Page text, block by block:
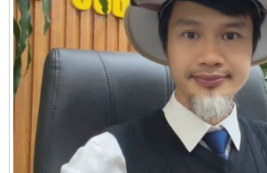
Cần thuê MBKD tại Phường Vĩnh Tuy